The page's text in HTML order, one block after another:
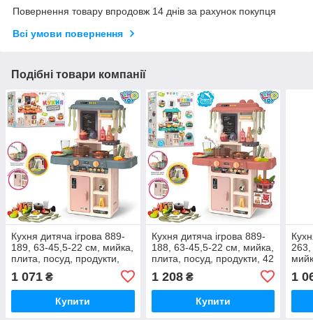
Повернення товару впродовж 14 днів за рахунок покупця
Всі умови повернення
Подібні товари компанії
Кухня дитяча ігрова 889-
189, 63-45,5-22 см, мийка,
плита, посуд, продукти,
1 071 ₴
Купити
Кухня дитяча ігрова 889-
188, 63-45,5-22 см, мийка,
плита, посуд, продукти, 42
пара
1 208₴
Купити
263,
1